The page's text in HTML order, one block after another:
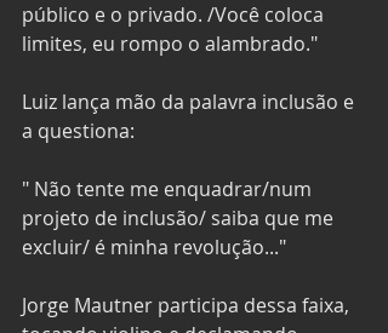
público e o privado. /Você coloca
limites, eu rompo o alambrado."
Luiz lança mão da palavra inclusão e
a questiona:
" Não tente me enquadrar/num
projeto de inclusão/ saiba que me
excluir/ é minha revolução..."
Jorge Mautner participa dessa faixa,